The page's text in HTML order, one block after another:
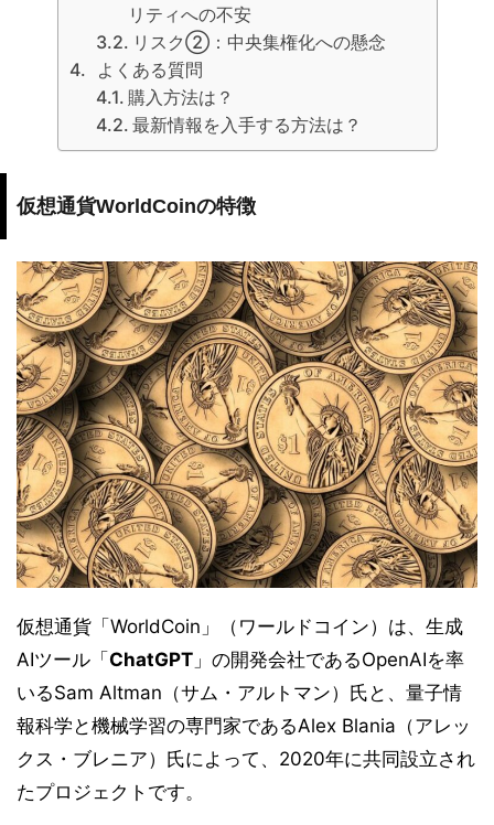
リティへの不安
リスク②：中央集権化への懸念
よくある質問
購入方法は？
最新情報を入手する方法は？
仮想通貨WorldCoinの特徴
仮想通貨「WorldCoin」（ワールドコイン）は、生成
AIツール「ChatGPT 」の開発会社であるOpenAIを率
いるSam Altman（サム・アルトマン）氏と、量子情
報科学と機械学習の専門家であるAlex Blania（アレッ
クス・ブレニア）氏によって、2020年に共同設立され
たプロジェクトです。